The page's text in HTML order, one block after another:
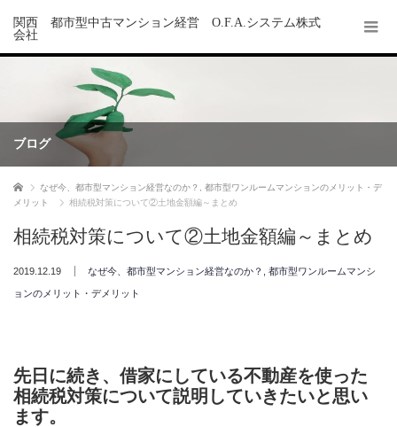
関西 都市型中古マンション経営 O.F.A.システム株式
会社
ブログ
ホーム なぜ今、都市型マンション経営なのか？
都市型ワンルームマンションのメリット・デ
メリット
相続税対策について②土地金額編～まとめ
相続税対策について②土地金額編～まとめ
2019.12.19 なぜ今、都市型マンション経営なのか？ 都市型ワンルームマンシ
ョンのメリット・デメリット
先日に続き、借家にしている不動産を使った
相続税対策について説明していきたいと思い
ます。